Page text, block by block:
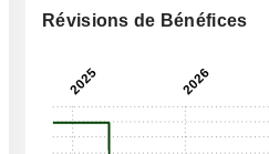
Révisions de Bénéfices